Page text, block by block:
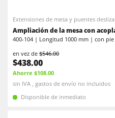
Extensiones de mesa y puentes
Ampliación de la mesa con
400-104 | Longitud 1000 mm | con
en vez de$546.00
$438.00
Ahorre $108.00
sin IVA , gastos de envío no incluidos
Disponible de inmediato